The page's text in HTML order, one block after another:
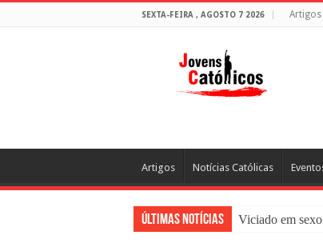
SEXTA-FEIRA , AGOSTO 7 2026 Artigos
Artigos Notícias Católicas
Últimas Notícias
Viciado em